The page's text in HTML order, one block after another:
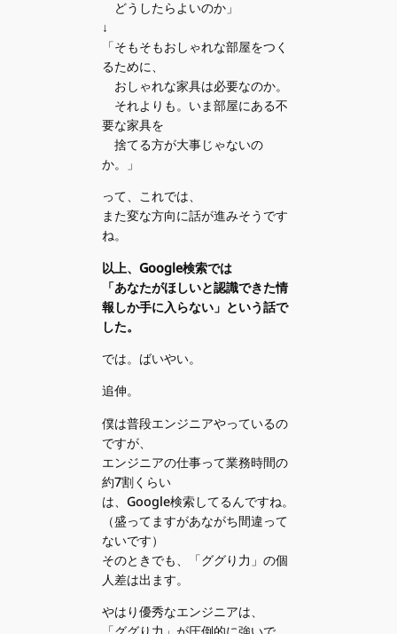
どうしたらよいのか」
↓
「そもそもおしゃれな部屋をつく
るために、
おしゃれな家具は必要なのか。
それよりも。いま部屋にある不
要な家具を
捨てる方が大事じゃないの
か。」
って、これでは、
また変な方向に話が進みそうです
ね。
以上、Google検索では
「あなたがほしいと認識できた情
報しか手に入らない」という話で
した。
では。ばいやい。
追伸。
僕は普段エンジニアやっているの
ですが、
エンジニアの仕事って業務時間の
約7割くらい
は、Google検索してるんですね。
（盛ってますがあながち間違って
ないです）
そのときでも、「ググり力」の個
人差は出ます。
やはり優秀なエンジニアは、